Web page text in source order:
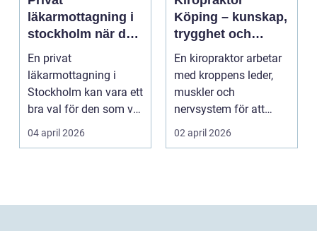
läkarmottagning i
stockholm när du
vill ha tid, trygghet
och specialistvård
En privat
läkarmottagning i
Stockholm kan vara ett
bra val för den som vill
träffa en erfaren
specia...
04 april 2026
Köping – kunskap,
trygghet och
behandling som
gör skillnad
En kiropraktor arbetar
med kroppens leder,
muskler och
nervsystem för att
minska smärta, f...
02 april 2026